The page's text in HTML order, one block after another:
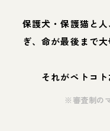
保護犬・保護猫と
ぎ、命が最後まで
それがペトコ
※審査制の